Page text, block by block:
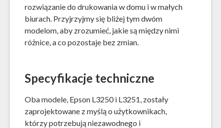
rozwiązanie do drukowania w domu i w małych
biurach. Przyjrzyjmy się bliżej tym dwóm
modelom, aby zrozumieć, jakie są między nimi
różnice, a co pozostaje bez zmian.
Specyfikacje techniczne
Oba modele, Epson L3250 i L3251, zostały
zaprojektowane z myślą o użytkownikach,
którzy potrzebują niezawodnego i